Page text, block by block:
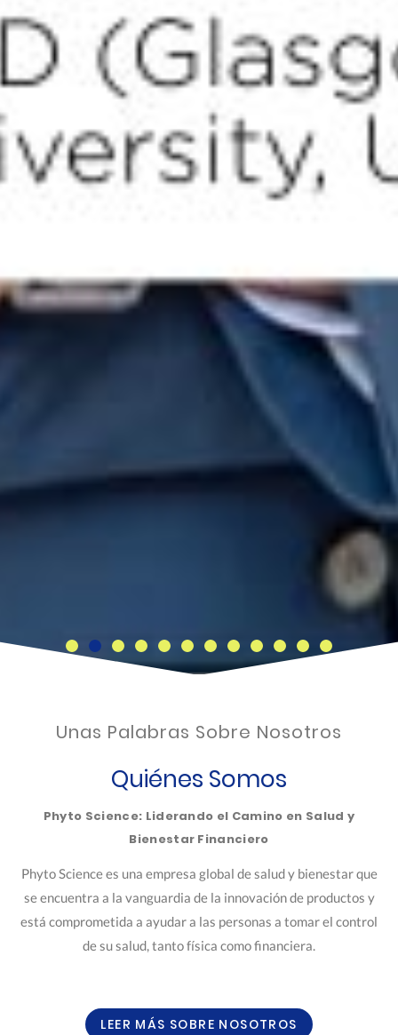
Unas Palabras Sobre Nosotros
Quiénes Somos
Phyto Science: Liderando el Camino en Salud y
Bienestar Financiero
Phyto Science es una empresa global de salud y bienestar que
se encuentra a la vanguardia de la innovación de productos y
está comprometida a ayudar a las personas a tomar el control
de su salud, tanto física como financiera.
LEER MÁS SOBRE NOSOTROS